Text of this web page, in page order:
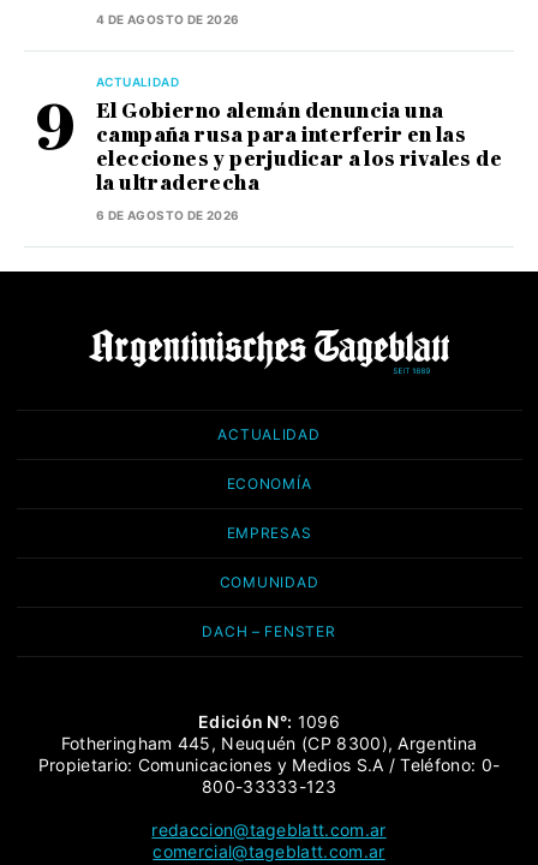
4 DE AGOSTO DE 2026
ACTUALIDAD
El Gobierno alemán denuncia una
campaña rusa para interferir en las
elecciones y perjudicar a los rivales de
la ultraderecha
6 DE AGOSTO DE 2026
ACTUALIDAD
ECONOMÍA
EMPRESAS
COMUNIDAD
DACH – FENSTER
Edición N°: 1096
Fotheringham 445, Neuquén (CP 8300), Argentina
Propietario: Comunicaciones y Medios S.A / Teléfono: 0-
800-33333-123
redaccion@tageblatt.com.ar
comercial@tageblatt.com.ar